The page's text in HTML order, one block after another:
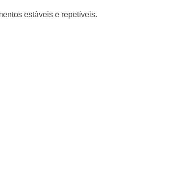
estáveis ​​e repetíveis.